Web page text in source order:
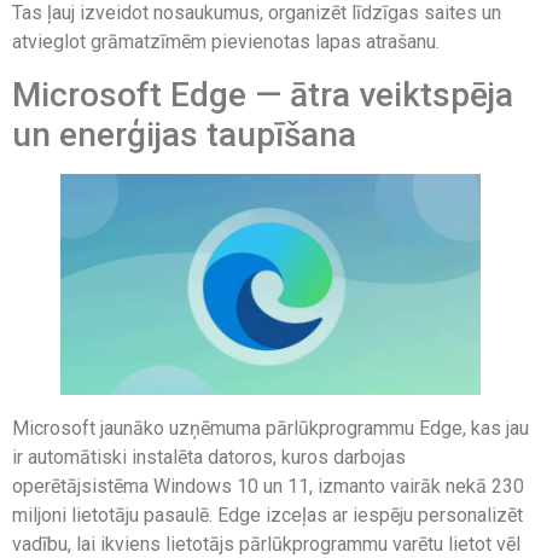
Tas ļauj izveidot nosaukumus, organizēt līdzīgas saites un
atvieglot grāmatzīmēm pievienotas lapas atrašanu.
Microsoft Edge — ātra veiktspēja
un enerģijas taupīšana
Microsoft jaunāko uzņēmuma pārlūkprogrammu Edge, kas jau
ir automātiski instalēta datoros, kuros darbojas
operētājsistēma Windows 10 un 11, izmanto vairāk nekā 230
miljoni lietotāju pasaulē. Edge izceļas ar iespēju personalizēt
vadību, lai ikviens lietotājs pārlūkprogrammu varētu lietot vēl